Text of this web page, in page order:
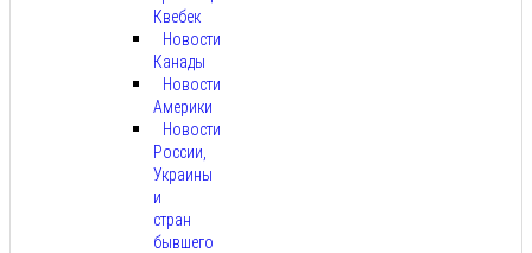
Квебек
Новости
Канады
Новости
Америки
Новости
России,
Украины
и
стран
бывшего